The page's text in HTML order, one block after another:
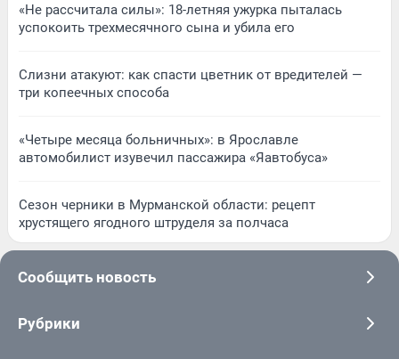
«Не рассчитала силы»: 18-летняя ужурка пыталась
успокоить трехмесячного сына и убила его
Слизни атакуют: как спасти цветник от вредителей —
три копеечных способа
«Четыре месяца больничных»: в Ярославле
автомобилист изувечил пассажира «Яавтобуса»
Сезон черники в Мурманской области: рецепт
хрустящего ягодного штруделя за полчаса
Сообщить новость
Рубрики